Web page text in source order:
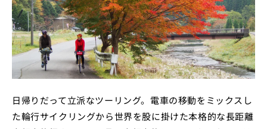
日帰りだって立派なツーリング。電車の移動をミックスし
た輪行サイクリングから世界を股に掛けた本格的な長距離